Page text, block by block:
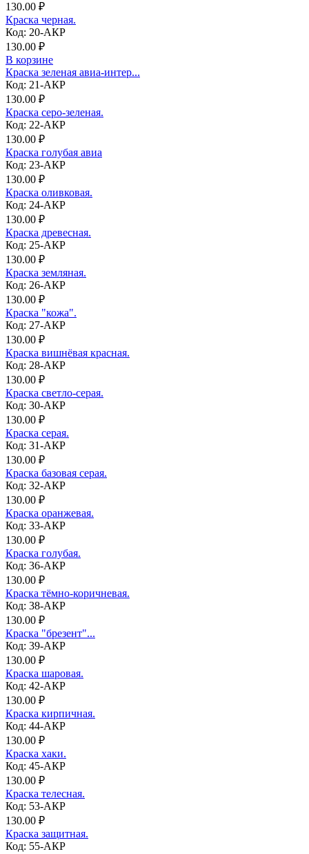
130.00 ₽
Краска черная.
Код: 20-АКР
130.00 ₽
В корзине
Краска зеленая авиа-интер...
Код: 21-АКР
130.00 ₽
Краска серо-зеленая.
Код: 22-АКР
130.00 ₽
Краска голубая авиа
Код: 23-АКР
130.00 ₽
Краска оливковая.
Код: 24-АКР
130.00 ₽
Краска древесная.
Код: 25-АКР
130.00 ₽
Краска земляная.
Код: 26-АКР
130.00 ₽
Краска "кожа".
Код: 27-АКР
130.00 ₽
Краска вишнёвая красная.
Код: 28-АКР
130.00 ₽
Краска светло-серая.
Код: 30-АКР
130.00 ₽
Краска серая.
Код: 31-АКР
130.00 ₽
Краска базовая серая.
Код: 32-АКР
130.00 ₽
Краска оранжевая.
Код: 33-АКР
130.00 ₽
Краска голубая.
Код: 36-АКР
130.00 ₽
Краска тёмно-коричневая.
Код: 38-АКР
130.00 ₽
Краска "брезент"...
Код: 39-АКР
130.00 ₽
Краска шаровая.
Код: 42-АКР
130.00 ₽
Краска кирпичная.
Код: 44-АКР
130.00 ₽
Краска хаки.
Код: 45-АКР
130.00 ₽
Краска телесная.
Код: 53-АКР
130.00 ₽
Краска защитная.
Код: 55-АКР